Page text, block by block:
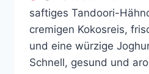
saftiges Tandoori-
cremigen Kokosreis,
und eine würzige
Schnell, gesund und